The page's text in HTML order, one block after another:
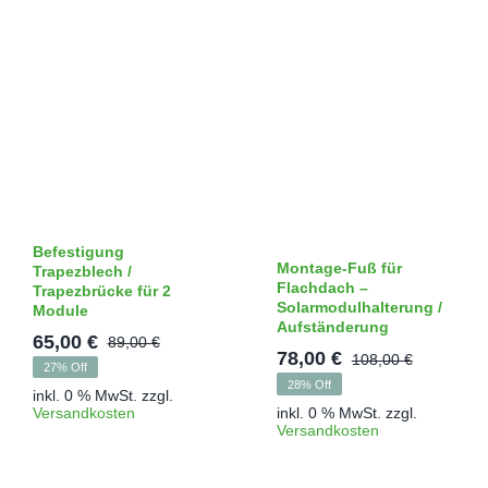
Befestigung
Trapezblech /
Trapezbrücke für 2
Module
89,00€
Ursprünglicher
war:
65,00 €
Aktueller
ist:
27% Off
inkl. 0 % MwSt. zzgl.
Versandkosten
Montage-Fuß für
Flachdach –
Solarmodulhalterung /
Aufständerung
108,00€
war:
78,00 €
ist:
28% Off
inkl. 0 % MwSt. zzgl.
Versandkosten